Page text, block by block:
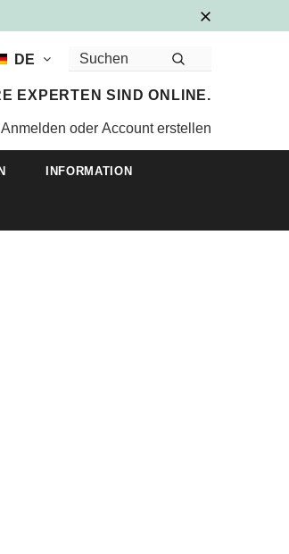
DE
EXPERTEN SIND ONLINE.
Anmelden oder Account erstellen
INFORMATION